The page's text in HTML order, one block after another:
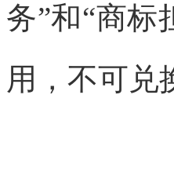
务”和“商标
用，不可兑